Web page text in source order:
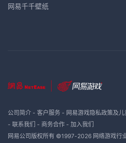
网易千千壁纸
公司简介- 客户服务- 网易游戏隐私政策及
- 联系我们 - 商务合作- 加入我们
网易公司版权所有 ©1997-2026 网络游戏行